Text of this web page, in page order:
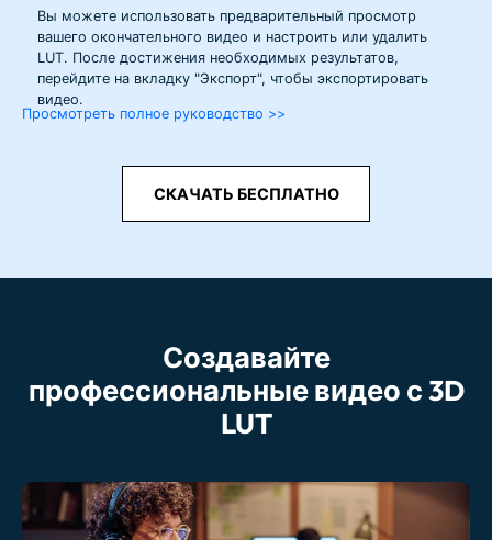
Вы можете использовать предварительный просмотр
вашего окончательного видео и настроить или удалить
LUT. После достижения необходимых результатов,
перейдите на вкладку "Экспорт", чтобы экспортировать
видео.
Просмотреть полное руководство >>
СКАЧАТЬ БЕСПЛАТНО
Создавайте
профессиональные видео с 3D
LUT